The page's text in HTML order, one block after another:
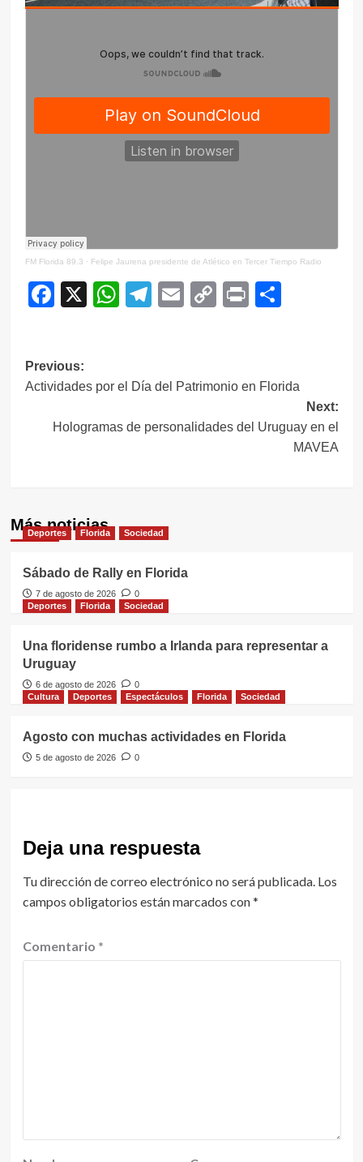
FM Florida 89.3 · Felipe Jaurena presidente de Atlético en Tercer Tiempo Radio
Facebook
X WhatsApp
Telegram
EmailCopy
Print
Navegación
de
entradas
Previous:
Actividades por el Día del Patrimonio en Florida
Next:
Hologramas de personalidades del Uruguay en el
MAVEA
Más noticias
Deportes Florida Sociedad
Sábado de Rally en Florida
7 de agosto de 2026
0
Deportes
Florida Sociedad
Una floridense rumbo a Irlanda para representar a
Uruguay
6 de agosto de 2026
0
Cultura
Deportes Espectáculos Florida Sociedad
Agosto con muchas actividades en Florida
5 de agosto de 2026 0
Deja una respuesta
Tu dirección de correo electrónico no será publicada. Los
campos obligatorios están marcados con*
Comentario *